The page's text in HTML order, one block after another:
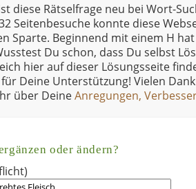
diese Rätselfrage neu bei Wort-
Seitenbesuche konnte diese
Sparte. Beginnend mit einem H
Du schon, dass Du selbst
hier auf dieser Lösungsseite
Deine Unterstützung! Vielen
über DeineAnregungen,
oder ändern?